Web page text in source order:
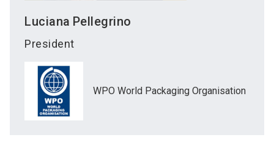
Luciana Pellegrino
President
WPO World Packaging Organisation